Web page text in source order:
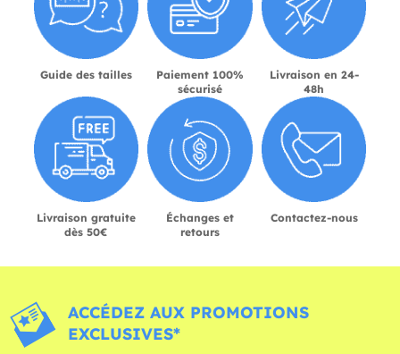
Guide des tailles
Paiement 100%
sécurisé
Livraison en 24-
48h
Livraison gratuite
dès 50€
Échanges et
retours
Contactez-nous
ACCÉDEZ AUX PROMOTIONS
EXCLUSIVES*